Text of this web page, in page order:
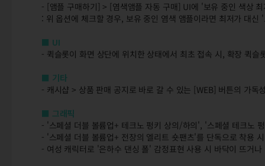
- [앰플 구매하기] > [염색앰플 자동 구매] UI에 '보유 중인 색상
: 위 옵션에 체크할 경우, 보유 중인 염색 앰플이라면 최저가 대
■ UI
- 퀵슬롯이 화면 상단에 위치한 상태에서 최초 접속 시, 확장 퀵
■ 기타
- 캐시샵 > 상품 판매 공지로 바로 갈 수 있는 [WEB] 버튼의 가독
■ 그래픽
- '스페셜 더블 볼륨업+ 테크노 펑키 상의/하의', '스페셜 테크노
- '스페셜 더블 볼륨업+ 전장의 엘리트 숏팬츠'를 단독으로 착용
- 여성 캐릭터로 '은하수 댄싱 폴' 감정표현 사용 시 바닥이 뜨거